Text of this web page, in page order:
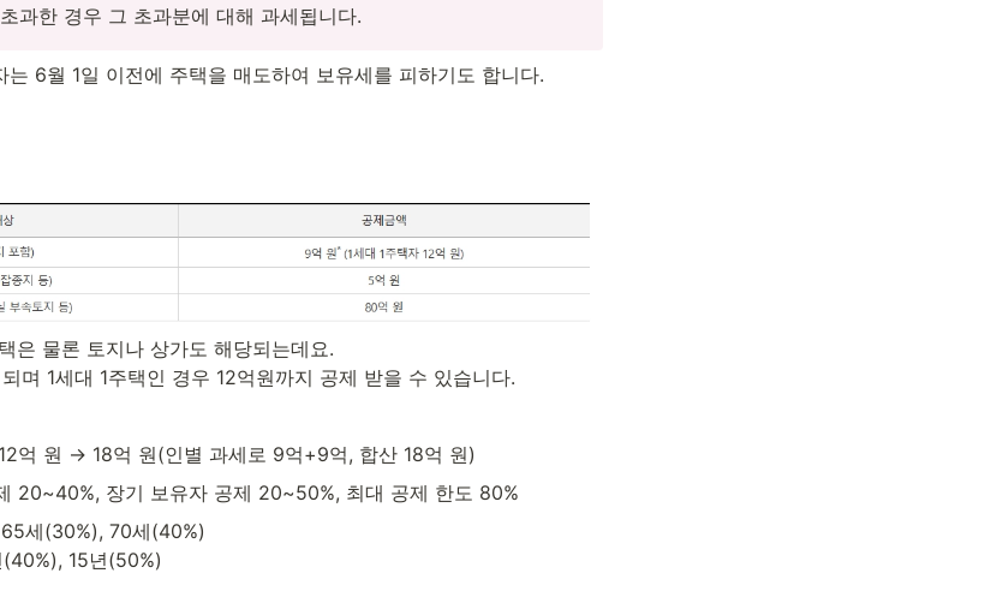
과한 경우 그 초과분에 대해 과세됩니다.
6월 1일 이전에 주택을 매도하여 보유세를 피하기도 합니다.
은 물론 토지나 상가도 해당되는데요.
며 1세대 1주택인 경우 12억원까지 공제 받을 수 있습니다.
억 원 → 18억 원(인별 과세로 9억+9억, 합산 18억 원)
20~40%, 장기 보유자 공제 20~50%, 최대 공제 한도 80%
세(30%), 70세(40%)
15년(50%)